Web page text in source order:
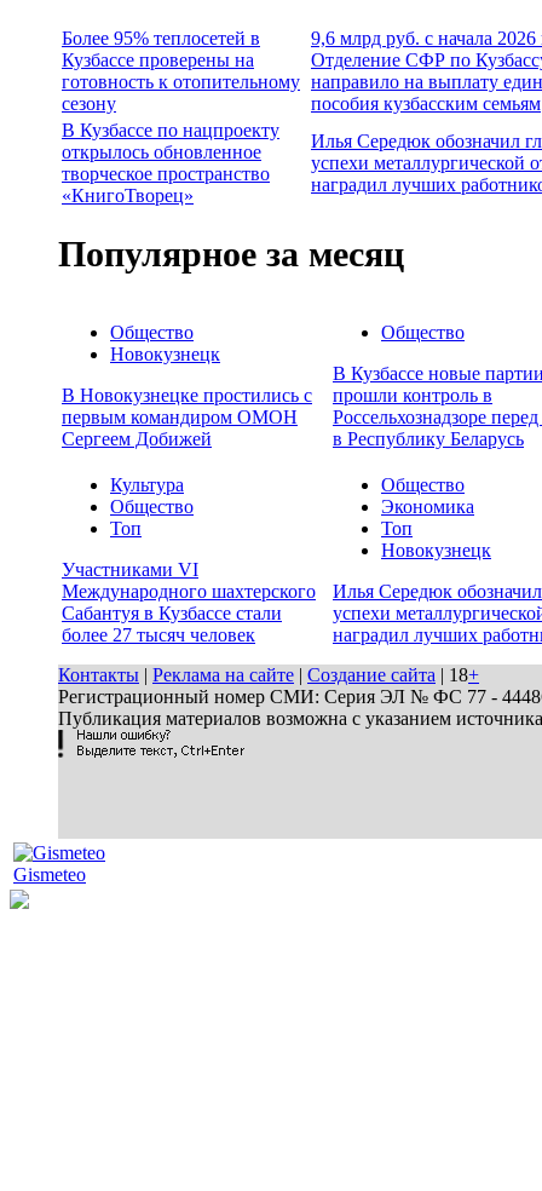
Более 95% теплосетей в
Кузбассе проверены на
готовность к отопительному
сезону
9,6 млрд руб. с начала 2026
Отделение СФР по
направило на выплату
пособия кузбасским семьям
В Кузбассе по нацпроекту
открылось обновленное
творческое пространство
«КнигоТворец»
Илья Середюк обозначил
успехи металлургической
наградил лучших
Популярное за месяц
Общество
Новокузнецк
В Новокузнецке простились с
первым командиром ОМОН
Сергеем Добижей
Общество
В Кузбассе новые
прошли контроль в
Россельхознадзоре
в Республику Беларусь
Культура
Общество
Топ
Участниками VI
Международного шахтерского
Сабантуя в Кузбассе стали
более 27 тысяч человек
Общество
Экономика
Топ
Новокузнецк
Илья Середюк
успехи
наградил лучших
Контакты | Реклама на сайте | Создание сайта | 18+
Регистрационный номер СМИ: Серия ЭЛ № ФС 77 - 44486
Публикация материалов возможна с указанием
Gismeteo